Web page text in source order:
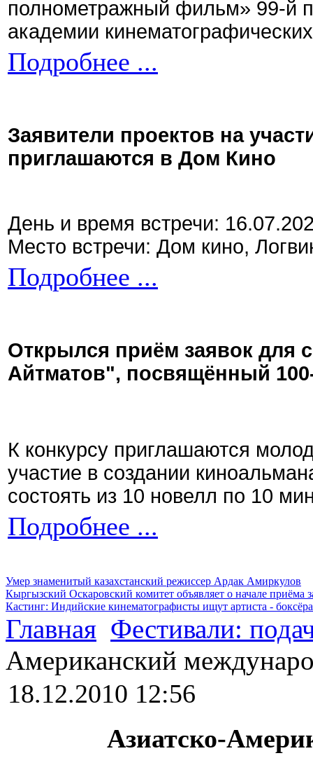
полнометражный фильм» 99-й
академии
Подробнее ...
Заявители проектов на
приглашаются в Дом Кино
День и время встречи:
Место встречи: Дом кино,
Подробнее ...
Открылся приём заявок для
Айтматов", посвящённый
К конкурсу приглашаются
участие в создании
состоять из 10 новелл по 10
Подробнее ...
Умер знаменитый казахстанский режиссер Ардак Амиркулов
Кыргызский Оскаровский комитет объявляет о начале приёма
Кастинг: Индийские кинематографисты ищут артиста -
Главная Фестивали:
Американский
18.12.2010 12:56
Азиатско-